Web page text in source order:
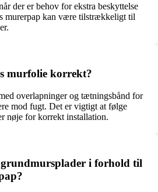
der er behov for ekstra beskyttelse
murerpap kan være tilstrækkeligt til
murfolie korrekt?
overlapninger og tætningsbånd for
mod fugt. Det er vigtigt at følge
nøje for korrekt installation.
i forhold til